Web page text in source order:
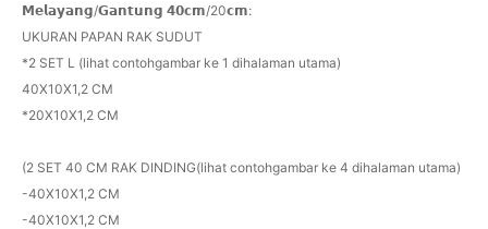
𝗠𝗲𝗹𝗮𝘆𝗮𝗻𝗴/𝗚𝗮𝗻𝘁𝘂𝗻𝗴 𝟰𝟬𝗰𝗺/20𝗰𝗺:
UKURAN PAPAN RAK SUDUT
*2 SET L (lihat contohgambar ke 1 dihalaman utama)
40X10X1,2 CM
*20X10X1,2 CM
(2 SET 40 CM RAK DINDING(lihat contohgambar ke 4 dihalaman utama)
-40X10X1,2 CM
-40X10X1,2 CM